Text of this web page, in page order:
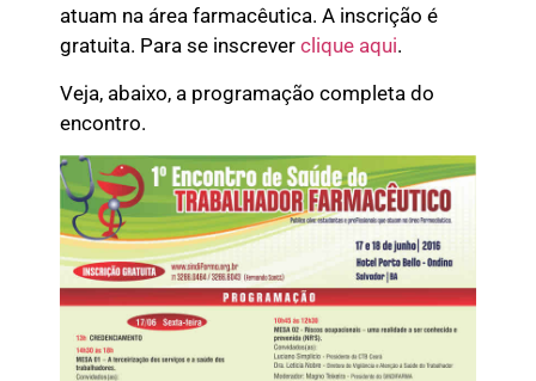
atuam na área farmacêutica. A inscrição é
gratuita. Para se inscrever clique aqui.
Veja, abaixo, a programação completa do
encontro.